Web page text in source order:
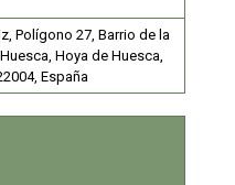
Polígono 27, Barrio de la
Hoya de Huesca,
España